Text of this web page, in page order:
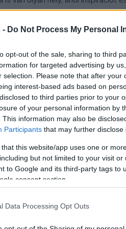
- Do Not Process My Personal
opt-out of the sale, sharing to third
for targeted advertising by
selection. Please note that after
interest-based ads based on
to third parties prior to your
of your personal information by
This information may also be
Participants that may further
that this website/app uses one or
but not limited to your visit
to Google and its third-party tags to
consent section.
Data Processing Opt Outs
de október 1-én délután 16
Petőfi. Úgyis éve van.
a szótagokkal,
Baranyi Zoltán hegedűművész
kétszereplős darabját nézheti
van a lottón. Ám
sikerrel játszott
az előadásba.
amit Nyári Oszkár és Nyári
a feleségét. A nő azonban